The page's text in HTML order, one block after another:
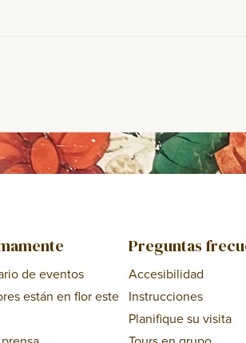
de eventos
están en flor este
Preguntas
Accesibilidad
Instrucciones
Planifique su visita